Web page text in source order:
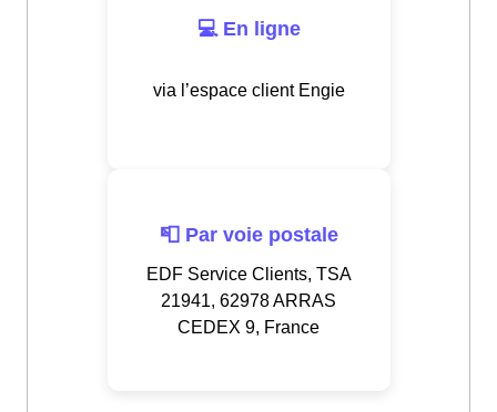
💻 En ligne
via l’espace client Engie
📮 Par voie postale
EDF Service Clients, TSA
21941, 62978 ARRAS
CEDEX 9, France